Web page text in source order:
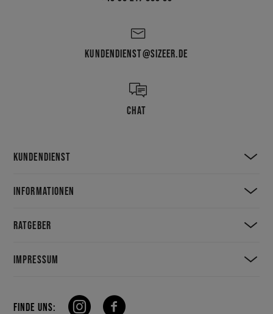
KUNDENDIENST@SIZEER.DE
CHAT
KUNDENDIENST
INFORMATIONEN
RATGEBER
IMPRESSUM
FINDE UNS: